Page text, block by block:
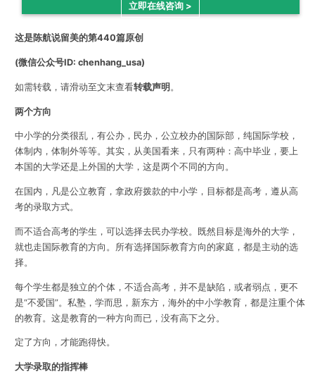
立即在线咨询 >
这是陈航说留美的第440篇原创
(微信公众号ID: chenhang_usa)
如需转载，请滑动至文末查看转载声明 。
两个方向
中小学的分类很乱，有公办，民办，公立校办的国际部，纯国际学校，
体制内，体制外等等。其实，从美国看来，只有两种：高中毕业，要上
本国的大学还是上外国的大学，这是两个不同的方向。
在国内，凡是公立教育，拿政府拨款的中小学，目标都是高考，遵从高
考的录取方式。
而不适合高考的学生，可以选择去民办学校。既然目标是海外的大学，
就也走国际教育的方向。所有选择国际教育方向的家庭，都是主动的选
择。
每个学生都是独立的个体，不适合高考，并不是缺陷，或者弱点，更不
是“不爱国”。私塾，学而思，新东方，海外的中小学教育，都是注重个体
的教育。这是教育的一种方向而已，没有高下之分。
定了方向，才能跑得快。
大学录取的指挥棒